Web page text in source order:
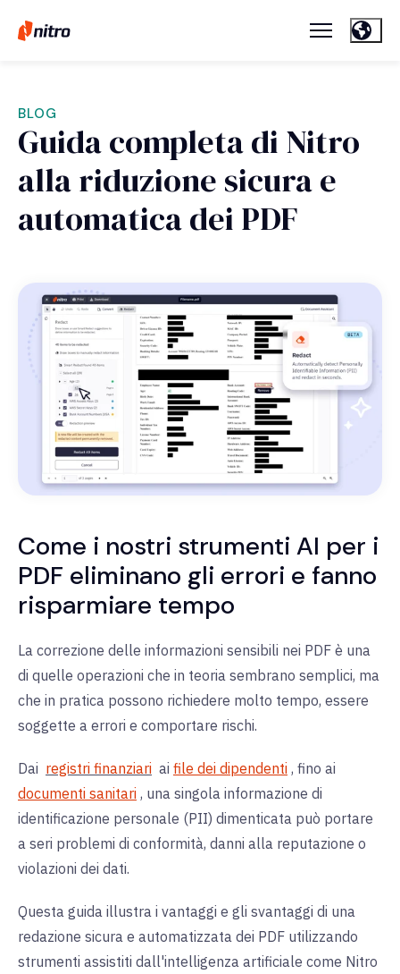
BLOG
Guida completa di Nitro
alla riduzione sicura e
automatica dei PDF
Come i nostri strumenti AI per i
PDF eliminano gli errori e fanno
risparmiare tempo
La correzione delle informazioni sensibili nei PDF è una
di quelle operazioni che in teoria sembrano semplici, ma
che in pratica possono richiedere molto tempo, essere
soggette a errori e comportare rischi.
Dai registri finanziari ai file dei dipendenti , fino ai
documenti sanitari , una singola informazione di
identificazione personale (PII) dimenticata può portare
a seri problemi di conformità, danni alla reputazione o
violazioni dei dati.
Questa guida illustra i vantaggi e gli svantaggi di una
redazione sicura e automatizzata dei PDF utilizzando
strumenti assistiti dall'intelligenza artificiale come Nitro